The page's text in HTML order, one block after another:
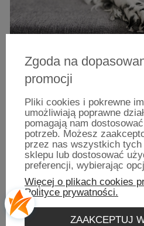
Najlepszy punkt
Nuvola to model
materacowej. Jego
wysokość materaca
rozmiarze M i L. Dzięki
otrzymuje idealny punkt
Tkanina jaką
welwet. Opiera się psim
Zgoda na
promocji
Pliki cookies i pokrewne
umożliwiają poprawne
pomagają nam
potrzeb. Możesz
przez nas wszystkich
sklepu lub dostosować
preferencji, wybierając
Więcej o plikach cookies
Polityce prywatności.
ZAAKCEPTUJ